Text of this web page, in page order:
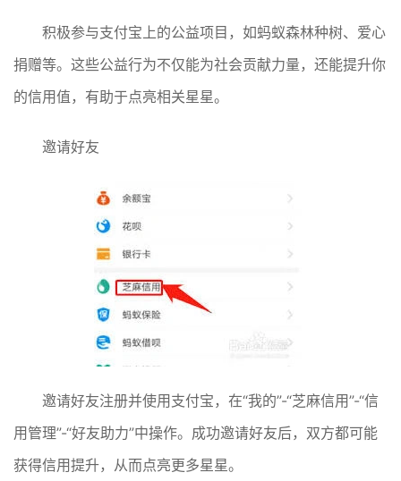
积极参与支付宝上的公益项目，如蚂蚁森林种树、爱心
捐赠等。这些公益行为不仅能为社会贡献力量，还能提升你
的信用值，有助于点亮相关星星。
邀请好友
邀请好友注册并使用支付宝，在“我的”-“芝麻信用”-“信
用管理”-“好友助力”中操作。成功邀请好友后，双方都可能
获得信用提升，从而点亮更多星星。